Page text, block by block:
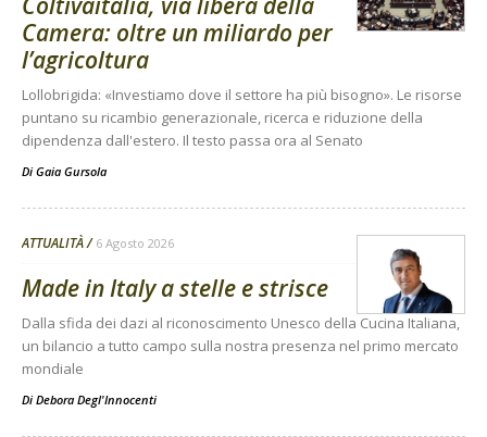
Camera: oltre un miliardo per
l’agricoltura
Lollobrigida: «Investiamo dove il settore ha più bisogno». Le risorse
puntano su ricambio generazionale, ricerca e riduzione della
dipendenza dall'estero. Il testo passa ora al Senato
Di Gaia Gursola
ATTUALITÀ 6 Agosto 2026
Made in Italy a stelle e strisce
Dalla sfida dei dazi al riconoscimento Unesco della Cucina Italiana,
un bilancio a tutto campo sulla nostra presenza nel primo mercato
mondiale
Di Debora Degl'Innocenti